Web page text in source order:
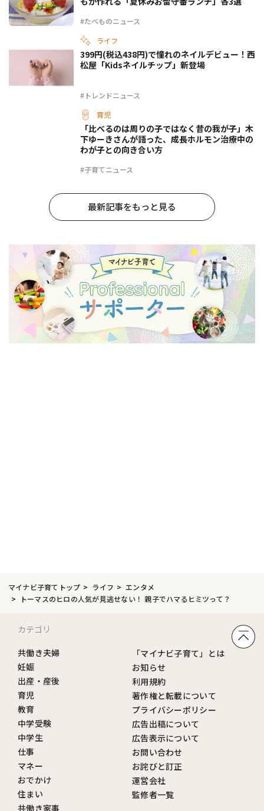
#たべものニュース
ライフ
#トレンドニュース
399円(税込438円)で憧れのネイルデビュー！西
松屋「Kidsネイルチップ」新登場
育児
#子育てニュース
「比べるのは周りの子ではなく昔の我が子」木
下ゆーきさんが語った、成長ホルモン治療中の
わが子との向き合い方
最新記事をもっと見る
マイナビ子育てトップ ライフ
エンタメ
トーマスのヒロの人気が見逃せない！ 親子でハマるヒミツって？
カテゴリ
共働き夫婦
妊娠
出産・産後
育児
教育
中学受験
中学生
仕事
マネー
おでかけ
住まい
共働き家事
「マイナビ子育て」とは
お知らせ
利用規約
著作権と転載について
プライバシーポリシー
広告出稿について
広告表示について
お問い合わせ
お詫びと訂正
運営会社
監修者一覧